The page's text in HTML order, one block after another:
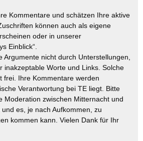
Kommentare und schätzen Ihre aktive
können auch als eigene
oder in unserer
Einblick“.
Argumente nicht durch Unterstellungen,
inakzeptable Worte und Links. Solche
frei. Ihre Kommentare werden
Verantwortung bei TE liegt. Bitte
Moderation zwischen Mitternacht und
es, je nach Aufkommen, zu
kommen kann. Vielen Dank für Ihr